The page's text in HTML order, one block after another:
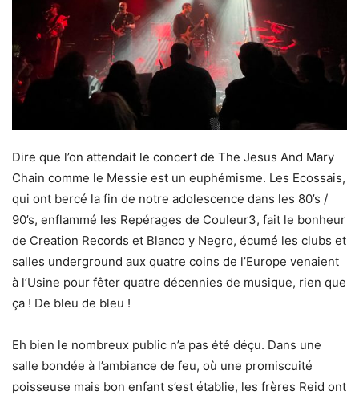
Dire que l’on attendait le concert de The Jesus And Mary
Chain comme le Messie est un euphémisme. Les Ecossais,
qui ont bercé la fin de notre adolescence dans les 80’s /
90’s, enflammé les Repérages de Couleur3, fait le bonheur
de Creation Records et Blanco y Negro, écumé les clubs et
salles underground aux quatre coins de l’Europe venaient
à l’Usine pour fêter quatre décennies de musique, rien que
ça ! De bleu de bleu !
Eh bien le nombreux public n’a pas été déçu. Dans une
salle bondée à l’ambiance de feu, où une promiscuité
poisseuse mais bon enfant s’est établie, les frères Reid ont